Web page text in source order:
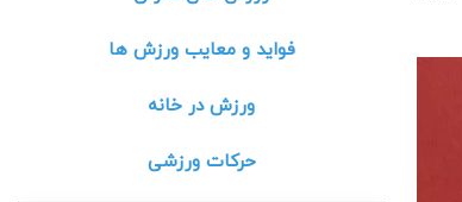
فواید و معایب ورزش ها
ورزش در خانه
حرکات ورزشی